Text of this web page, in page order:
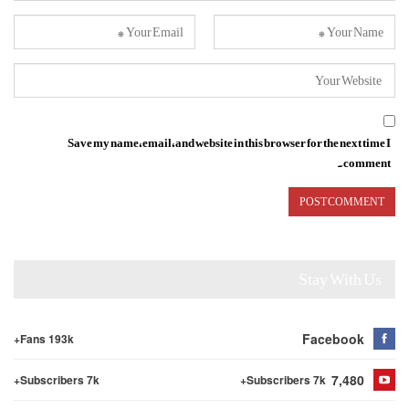
Save my name, email, and website in this browser for the next time I
comment.
Facebook
Fans 193k+
7,480
Subscribers 7k+
Subscribers 7k+